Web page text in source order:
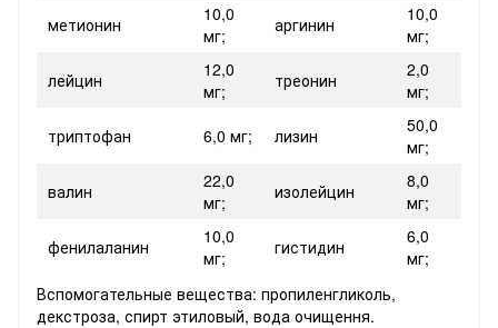
метионин
10,0
мг;
аргинин
10,0
мг;
лейцин
12,0
мг;
треонин
2,0
мг;
триптофан
6,0 мг; лизин
50,0
мг;
валин
22,0
мг;
изолейцин
8,0
мг;
фенилаланин
10,0
мг;
гистидин
6,0
мг;
Вспомогательные вещества: пропиленгликоль,
декстроза, спирт этиловый, вода очищення.